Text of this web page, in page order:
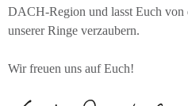
DACH-Region und lasst Euch
unserer Ringe verzaubern.
Wir freuen uns auf Euch!